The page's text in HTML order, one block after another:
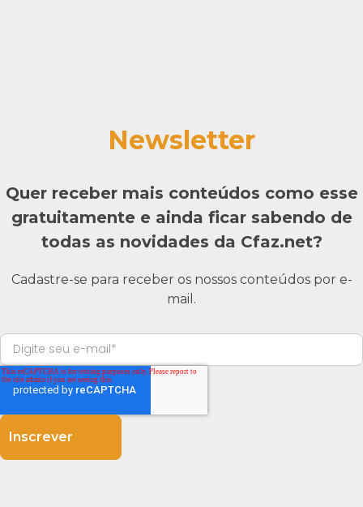
Newsletter
Quer receber mais conteúdos como esse
gratuitamente e ainda ficar sabendo de
todas as novidades da Cfaz.net?
Cadastre-se para receber os nossos conteúdos por e-
mail.